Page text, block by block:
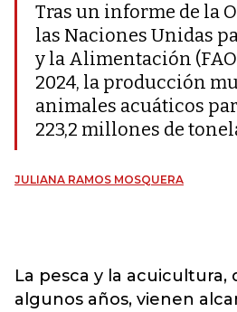
Tras un informe de la
las Naciones Unidas
y la Alimentación
2024, la producción
animales acuáticos
223,2 millones de
JULIANA RAMOS MOSQUERA
La pesca y la acuicultura,
algunos años, vienen